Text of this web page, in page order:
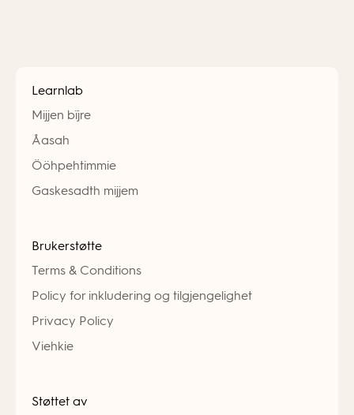
Learnlab
Mijjen bïjre
Åasah
Ööhpehtimmie
Gaskesadth mijjem
Brukerstøtte
Terms & Conditions
Policy for inkludering og tilgjengelighet
Privacy Policy
Viehkie
Støttet av